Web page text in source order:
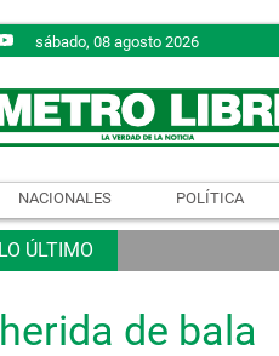
sábado, 08 agosto 2026
NACIONALES POLÍTICA
herida de bala